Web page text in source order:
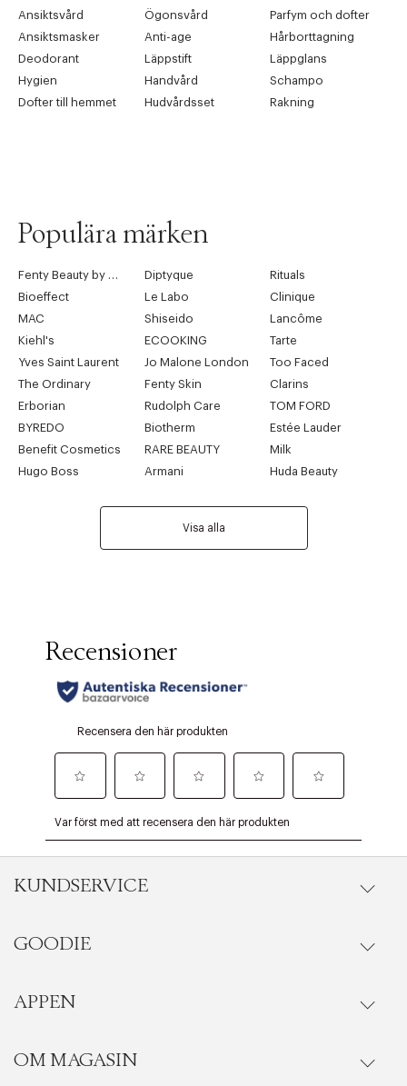
Ansiktsvård
Ögonsvård
Parfym och dofter
Ansiktsmasker
Anti-age
Hårborttagning
Deodorant
Läppstift
Läppglans
Hygien
Handvård
Schampo
Dofter till hemmet
Hudvårdsset Rakning
Populära märken
Diptyque
Rituals
Bioeffect
Le Labo
Clinique
MAC
Shiseido
Lancôme
Kiehl's
ECOOKING
Tarte
Yves Saint Laurent
Jo Malone London
Too Faced
The Ordinary
Fenty Skin
Clarins
Erborian
Rudolph Care
TOM FORD
BYREDO
Biotherm
Estée Lauder
Benefit Cosmetics
RARE BEAUTY
Milk
Hugo Boss
Armani Huda Beauty
Visa alla
KUNDSERVICE
Onlineköp
Orderstatus
Leverans
GOODIE
Förmåner
Vanliga frågor
APPEN
Se medlemsfördelarna i Goodie-appen
OM MAGASIN